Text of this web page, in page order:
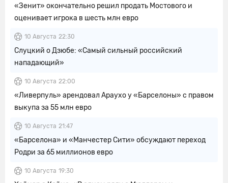
«Зенит» окончательно решил продать Мостового и
оценивает игрока в шесть млн евро
10 Августа 22:30
Слуцкий о Дзюбе: «Самый сильный российский
нападающий»
10 Августа 22:00
«Ливерпуль» арендовал Араухо у «Барселоны» с правом
выкупа за 55 млн евро
10 Августа 21:47
«Барселона» и «Манчестер Сити» обсуждают переход
Родри за 65 миллионов евро
10 Августа 19:30